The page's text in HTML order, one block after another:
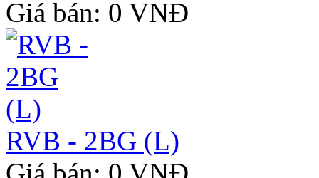
Giá bán: 0 VNĐ
RVB - 2BG (L)